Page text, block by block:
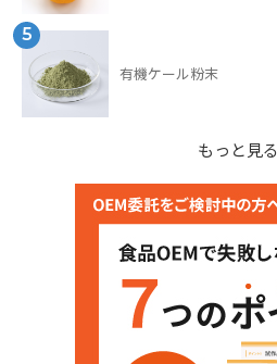
5
有機ケール粉末
もっと見る